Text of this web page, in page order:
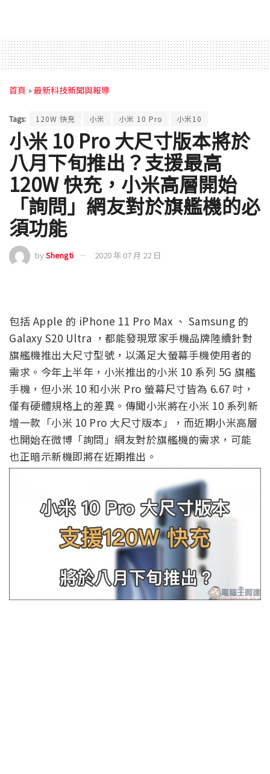
首頁 »最新科技新聞與報導
Tags: 120W 快充 小米 小米 10 Pro 小米10
小米 10 Pro 大尺寸版本將於
八月下旬推出？支援最高
120W 快充，小米高層開始
「詢問」網友對於旗艦機的必
須功能
byShengti 2020 年 07 月 22 日
包括 Apple 的 iPhone 11 Pro Max 、 Samsung 的
Galaxy S20 Ultra ，都能發現眾家手機品牌陸續針對
旗艦機推出大尺寸型號，以滿足大螢幕手機使用者的
需求。今年上半年，小米推出的小米 10 系列 5G 旗艦
手機，但小米 10 和小米 Pro 螢幕尺寸皆為 6.67 吋，
僅有硬體規格上的差異。傳聞小米將在小米 10 系列新
增一款「小米 10 Pro 大尺寸版本」，而近期小米高層
也開始在微博「詢問」網友對於旗艦機的需求，可能
也正暗示新機即將在近期推出。